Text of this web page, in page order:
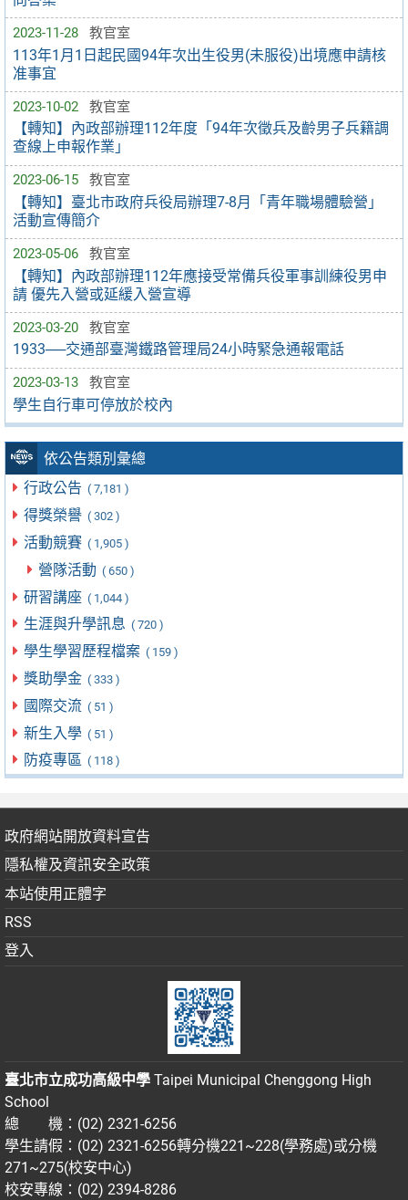
2023-11-28 教官室
113年1月1日起民國94年次出生役男(未服役)出境應申請核
准事宜
2023-10-02 教官室
【轉知】內政部辦理112年度「94年次徵兵及齡男子兵籍調
查線上申報作業」
2023-06-15 教官室
【轉知】臺北市政府兵役局辦理7-8月「青年職場體驗營」
活動宣傳簡介
2023-05-06 教官室
【轉知】內政部辦理112年應接受常備兵役軍事訓練役男申
請 優先入營或延緩入營宣導
2023-03-20 教官室
1933──交通部臺灣鐵路管理局24小時緊急通報電話
2023-03-13 教官室
學生自行車可停放於校內
依公告類別彙總
行政公告 ( 7,181 )
得獎榮譽 ( 302 )
活動競賽 ( 1,905 )
營隊活動 ( 650 )
研習講座 ( 1,044 )
生涯與升學訊息 ( 720 )
學生學習歷程檔案 ( 159 )
獎助學金 ( 333 )
國際交流 ( 51 )
新生入學 ( 51 )
防疫專區 ( 118 )
政府網站開放資料宣告
隱私權及資訊安全政策
本站使用正體字
RSS
登入
臺北市立成功高級中學 Taipei Municipal Chenggong High
School
總 機：(02) 2321-6256
學生請假：(02) 2321-6256轉分機221~228(學務處)或分機
271~275(校安中心)
校安專線：(02) 2394-8286